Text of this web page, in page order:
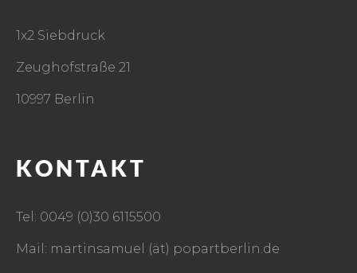
1x2 Siebdruck
Zeughofstraße 21
10997 Berlin
KONTAKT
Tel: 0049 (0)30 6115500
Mail: martinsamuel (ät) popartberlin.de